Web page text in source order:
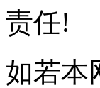
责任!
如若本